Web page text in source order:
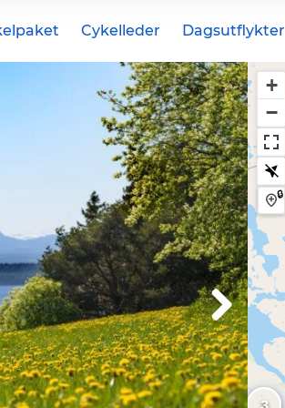
Cykelleder Dagsutflykter
3
+
−
🔒